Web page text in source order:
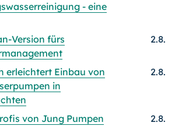
- eine
Version fürs
2.8.
erleichtert Einbau von
in
2.8.
von Jung Pumpen 2.8.